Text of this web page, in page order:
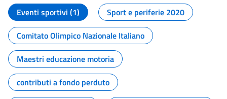
Eventi sportivi (1)
Sport e periferie 2020
Comitato Olimpico Nazionale Italiano
Maestri educazione motoria
contributi a fondo perduto